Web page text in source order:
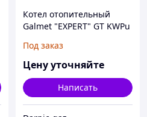
Котел отопительный
Galmet "EXPERT" GT KWPu
kW
Под заказ
Цену уточняйте
Написать